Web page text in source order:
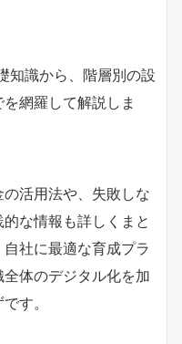
知識から、階層別の設
網羅して解説しま
活用法や、失敗しな
な情報も詳しくまと
社に最適な育成プラ
体のデジタル化を加
す。